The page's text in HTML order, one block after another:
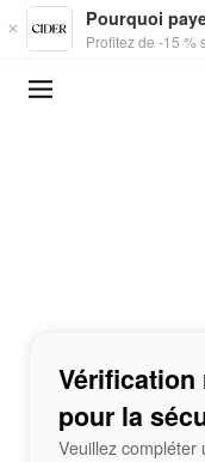
Skip to main content
Pourquoi
Profitez de -15
Vérification
pour la
Veuillez compléter